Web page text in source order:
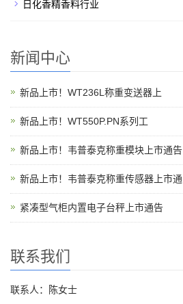
日化香精香料行业
新闻中心
新品上市！WT236L称重变送器上
新品上市！WT550P.PN系列工
新品上市！韦普泰克称重模块上市通告
新品上市！韦普泰克称重传感器上市通
紧凑型气柜内置电子台秤上市通告
联系我们
联系人：陈女士